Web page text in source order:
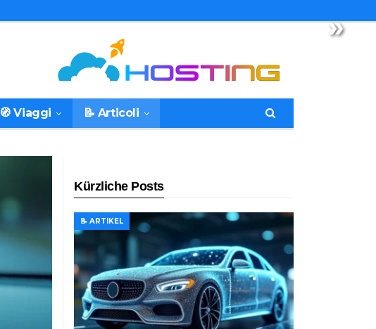
»
🧭 Viaggi 📝 Articoli
Kürzliche Posts
📝 ARTIKEL